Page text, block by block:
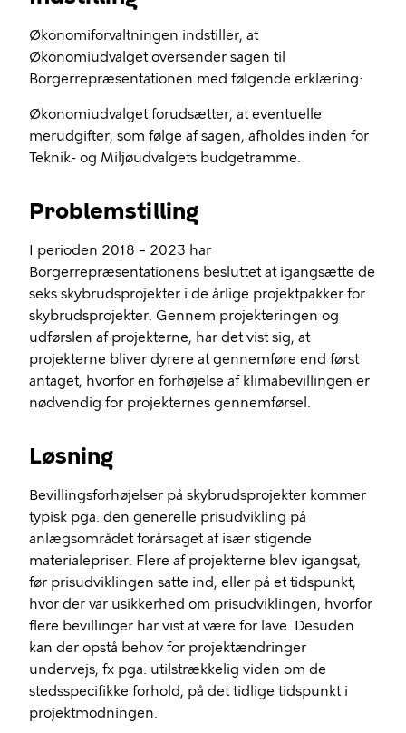
Økonomiforvaltningen indstiller, at
Økonomiudvalget oversender sagen til
Borgerrepræsentationen med følgende erklæring:
Økonomiudvalget forudsætter, at eventuelle
merudgifter, som følge af sagen, afholdes inden for
Teknik- og Miljøudvalgets budgetramme.
Problemstilling
I perioden 2018 – 2023 har
Borgerrepræsentationens besluttet at igangsætte de
seks skybrudsprojekter i de årlige projektpakker for
skybrudsprojekter. Gennem projekteringen og
udførslen af projekterne, har det vist sig, at
projekterne bliver dyrere at gennemføre end først
antaget, hvorfor en forhøjelse af klimabevillingen er
nødvendig for projekternes gennemførsel.
Løsning
Bevillingsforhøjelser på skybrudsprojekter kommer
typisk pga. den generelle prisudvikling på
anlægsområdet forårsaget af især stigende
materialepriser. Flere af projekterne blev igangsat,
før prisudviklingen satte ind, eller på et tidspunkt,
hvor der var usikkerhed om prisudviklingen, hvorfor
flere bevillinger har vist at være for lave. Desuden
kan der opstå behov for projektændringer
undervejs, fx pga. utilstrækkelig viden om de
stedsspecifikke forhold, på det tidlige tidspunkt i
projektmodningen.